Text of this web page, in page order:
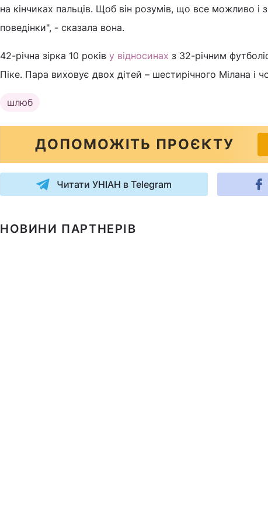
на кінчиках пальців. Щоб він розумів, що все можливо і
поведінки", - сказала вона.
42-річна зірка 10 років у відносинах з 32-річним
Піке. Пара виховує двох дітей – шестирічного Мілана і
шлюб
ДОПОМОЖІТЬ ПРОЄКТУ
Читати УНІАН в Telegram
НОВИНИ ПАРТНЕРІВ